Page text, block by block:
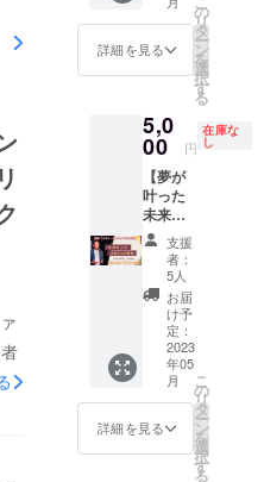
は、個
感であ
り 全て
のでは
ありま
せん。
画像や
知的財
産、著
作権は
提供・
施行責
任者に
帰属し
ます。
✼••┈┈••
✼••┈┈••
✼••┈┈••
✼
さい。
や災害
などで
ること
があり
ます。
その際
はご了
承くだ
さい。
＊危険
だと判
断した
場合や
奈良の
指示に
従えな
いこと
場合に
は中止
Canyon
」が見
事、準
2019年
10月に
は
UAE（
アラブ
首長国
連邦）
の首都
Abū
Dhabī（
アブダ
ビ）で
開かれ
【JAR
DIN展】
に
「Volca
客様の
おいて
使用し
＊サイ
ズや形
などの
ご納得
いただ
けない
場合で
も納品
後はリ
ターン
を執行
したこ
ととし
ます。
＊納期
の上決
めま
現在の
｛森
（緑）
｝が重
なり 一
体と
なって
いる大
樹（地
球）が
支え成
り立っ
ている
という
環境破
壊への
警鐘の
メッ
作品。
奈良
maiko
・サー
ビス内
は、個
人の体
感であ
り 全て
を保証
するも
のでは
ありま
せん。
画像や
知的財
産、著
作権は
提供・
施行責
帰属し
ます。
レッス
ンや作
業のお
いこと
を形に
するた
めの思
考整理
・プレ
ゼンや
ロープ
レの練
習相手
・ホー
ムペー
ジ作成
相談 ・
好きや
得意を
活かし
nva」聞
いた事
はある
けど、
難しそ
さら聞
けなー
い ③ア
プリは
取得し
たけ
ど、ほ
とんど
やって
いない
④自分
でサム
ネイル
を作り
たい ⑤
家族・
友達の
詳細を見る
の
リ
タ
ー
ン
を
選
択
す
る
5,0
00 円
在庫な
し
【夢が
叶った
未来か
ら届く
予祝新
聞】 あ
なたが
描いて
いる夢
や目標
こう
なった
らいい
なーと
いうイ
メージ
支援
者：
5人
お届
け予
定：
2023
年05
月
詳細を見る
こ
の
リ
タ
ー
ン
を
選
択
す
る